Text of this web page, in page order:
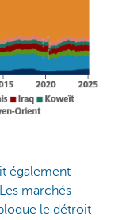
également
marchés
le détroit